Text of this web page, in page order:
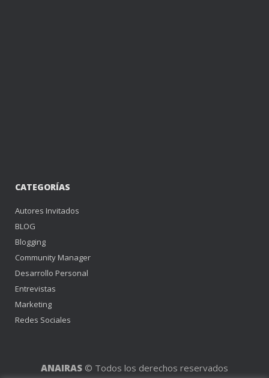
CATEGORÍAS
Autores Invitados
BLOG
Blogging
Community Manager
Desarrollo Personal
Entrevistas
Marketing
Redes Sociales
ANAIRAS © Todos los derechos reservados